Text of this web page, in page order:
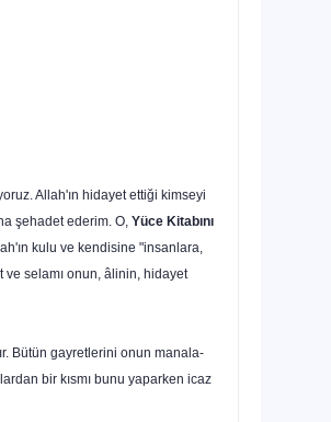
Allah'ın hidayet ettiği kimseyi
şehadet ederim. O, Yüce Kitabını
kulu ve kendisine "insanlara,
se­lamı onun, âlinin, hidayet
Bütün gayretlerini onun manala­
bir kısmı bunu yaparken icaz